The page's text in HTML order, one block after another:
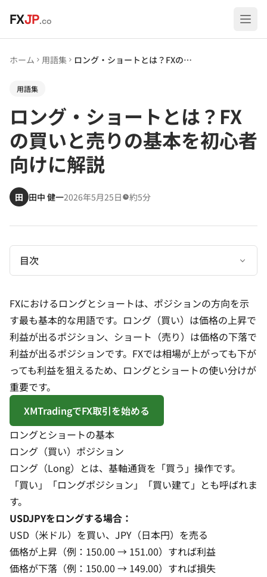
FXJP.co
ホーム 用語集 ロング・ショートとは？FXの買いと売りの基本を初心者向けに解説
用語集
ロング・ショートとは？FX
の買いと売りの基本を初心者
向けに解説
田 田中 健一2026年5月25日 約5分
目次
FXにおけるロングとショートは、 ポジションの方向を示
す最も基本的な用語です。ロング（買い）は価格の上昇で
利益が出るポジション、ショート（売り）は価格の下落で
利益が出るポジションです。FXでは相場が上がっても下が
っても利益を狙えるため、ロングとショートの使い分けが
重要です。
XMTradingでFX取引を始める
ロングとショートの基本
ロング（買い）ポジション
ロング（Long）とは、基軸通貨を「買う」操作です。
「買い」「ロングポジション」「買い建て」とも呼ばれま
す。
USDJPYをロングする場合：
USD（米ドル）を買い、JPY（日本円）を売る
価格が上昇（例：150.00 → 151.00）すれば利益
価格が下落（例：150.00 → 149.00）すれば損失